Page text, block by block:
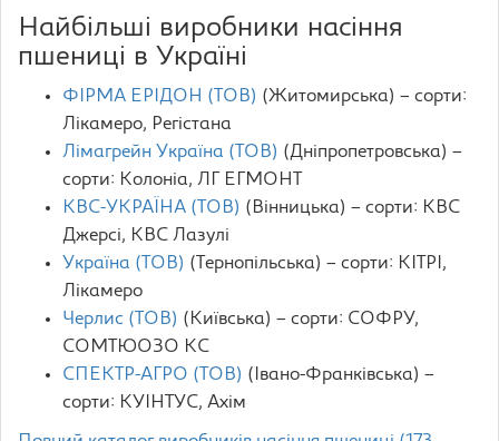
Найбільші виробники насіння
пшениці в Україні
ФІРМА ЕРІДОН (ТОВ) (Житомирська) – сорти:
Лікамеро, Регістана
Лімагрейн Україна (ТОВ) (Дніпропетровська) –
сорти: Колоніа, ЛГ ЕГМОНТ
КВС-УКРАЇНА (ТОВ) (Вінницька) – сорти: КВС
Джерсі, КВС Лазулі
Україна (ТОВ) (Тернопільська) – сорти: КІТРІ,
Лікамеро
Черлис (ТОВ) (Київська) – сорти: СОФРУ,
СОМТЮОЗО КС
СПЕКТР-АГРО (ТОВ) (Івано-Франківська) –
сорти: КУІНТУС, Ахім